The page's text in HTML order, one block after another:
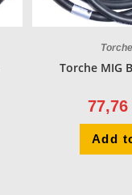
Torche MIG
77,76
Add